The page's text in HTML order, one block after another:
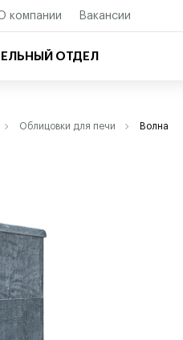
компании Вакансии
ОТДЕЛ
Облицовки для печи Волна